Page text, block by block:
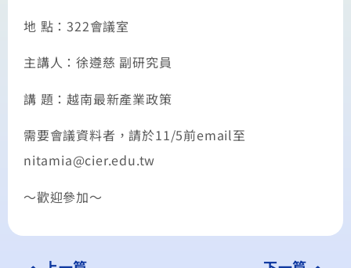
地 點：322會議室
主講人：徐遵慈 副研究員
講 題：越南最新產業政策
需要會議資料者，請於11/5前email至
nitamia@cier.edu.tw
〜歡迎參加〜